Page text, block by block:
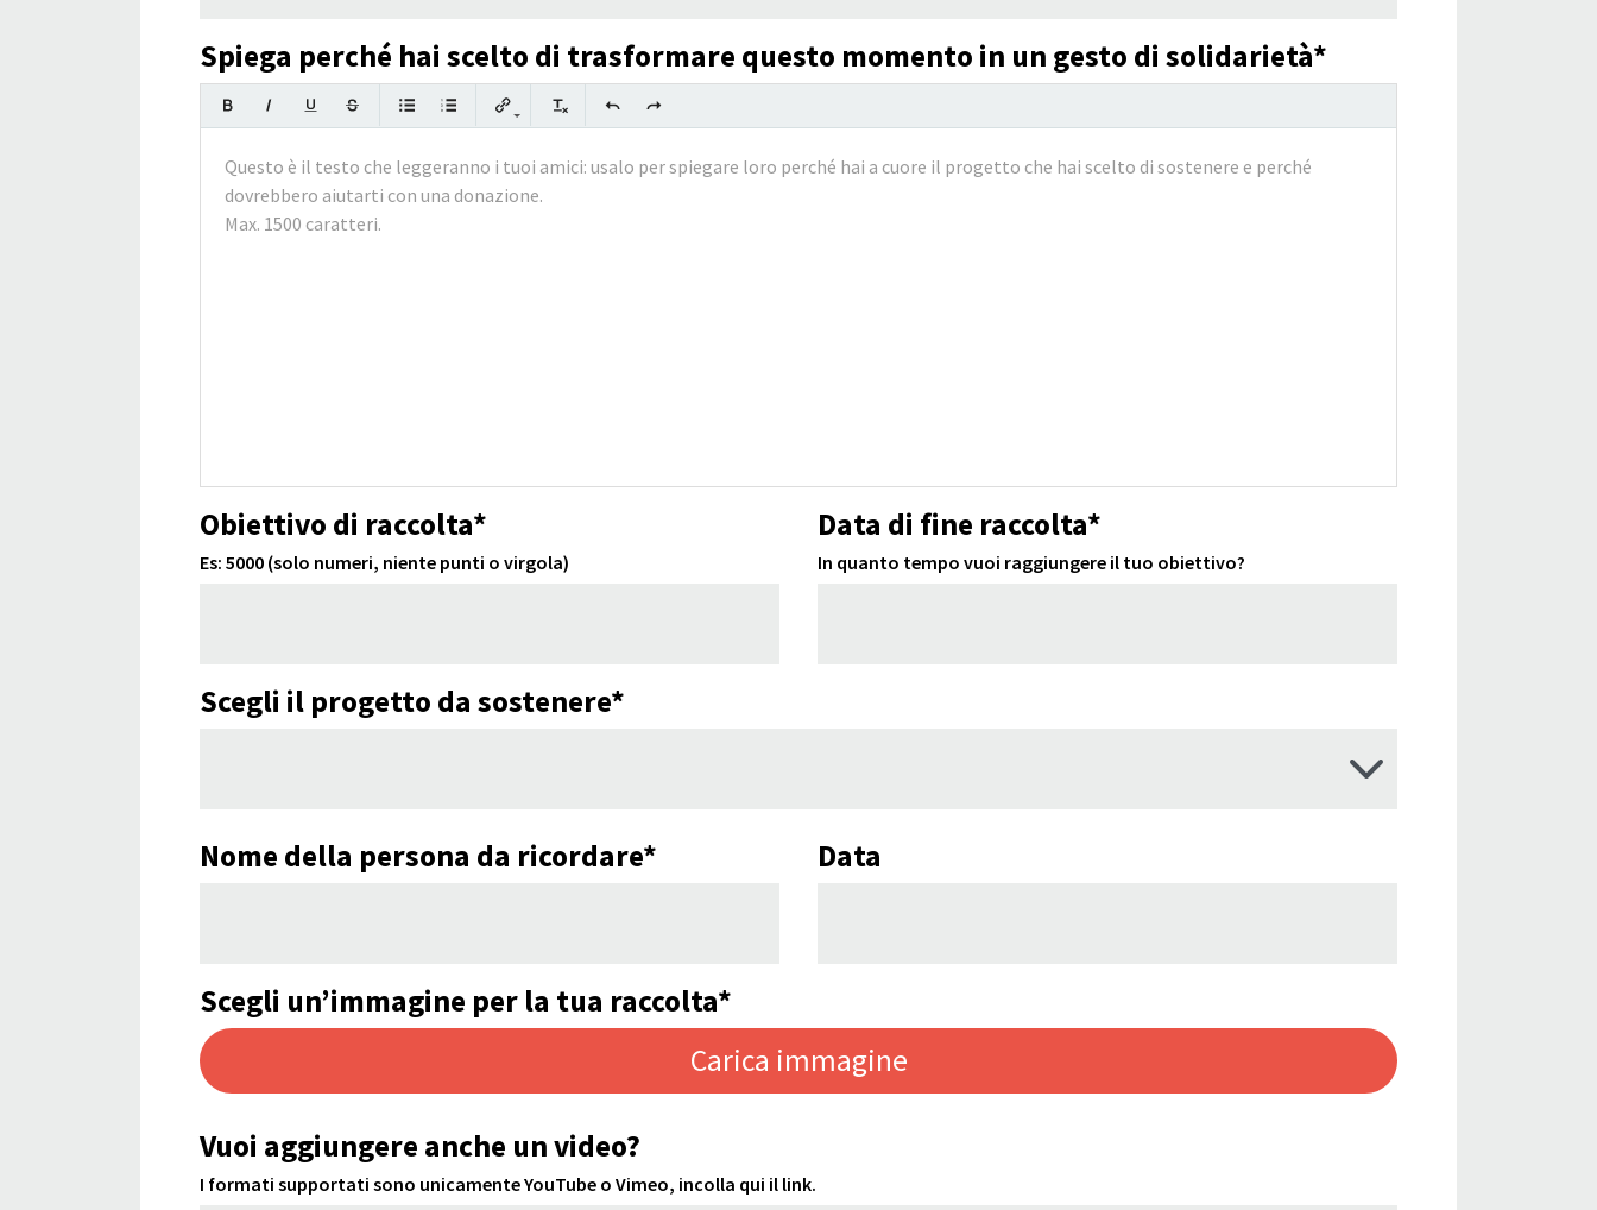
Spiega perché hai scelto di trasformare questo momento in un gesto di solidarietà*
Obiettivo di raccolta*
Es: 5000 (solo numeri, niente punti o virgola)
Data di fine raccolta*
In quanto tempo vuoi raggiungere il tuo obiettivo?
Scegli il progetto da sostenere*
Nome della persona da ricordare* Data
Scegli un’immagine per la tua raccolta*
Carica immagine
Vuoi aggiungere anche un video?
I formati supportati sono unicamente YouTube o Vimeo, incolla qui il link.